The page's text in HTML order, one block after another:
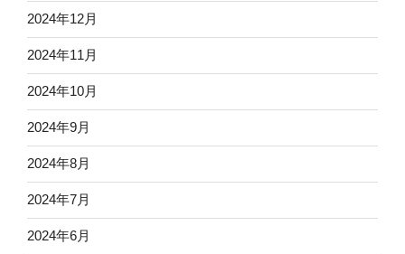
2024年12月
2024年11月
2024年10月
2024年9月
2024年8月
2024年7月
2024年6月